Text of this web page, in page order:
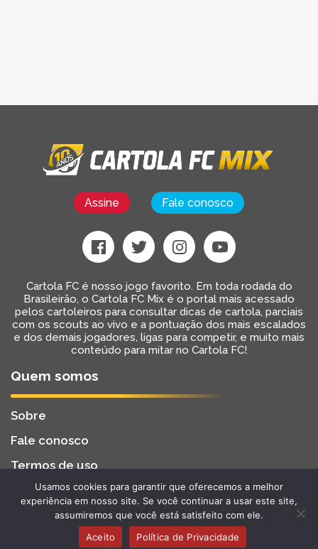
Assine Fale conosco
Cartola FC é nosso jogo favorito. Em toda rodada do
Brasileirão, o Cartola FC Mix é o portal mais acessado
pelos cartoleiros para consultar dicas de cartola, parciais
com os scouts ao vivo e a pontuação dos mais escalados
e dos demais jogadores, ligas para competir, e muito mais
conteúdo para mitar no Cartola FC!
Quem somos
Sobre
Fale conosco
Termos de uso
2022 - Todos os Direitos Reservados
Desenvolvido por BW2 Tecnologia
Usamos cookies para garantir que oferecemos a melhor
experiência em nosso site. Se você continuar a usar este site,
assumiremos que você está satisfeito com ele.
Aceito
Política de Privacidade